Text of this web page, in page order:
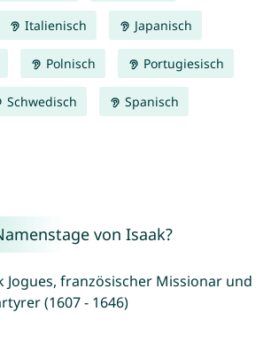
Italienisch Japanisch
Polnisch Portugiesisch
Schwedisch Spanisch
von Isaak?
Jogues, französischer Missionar und
(1607 - 1646)